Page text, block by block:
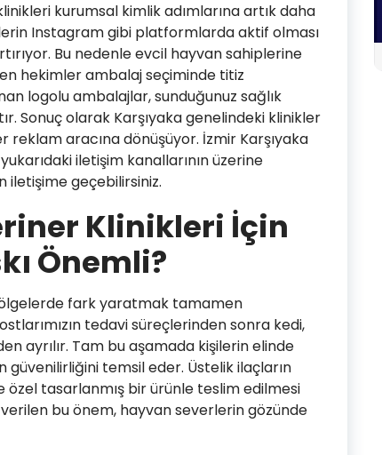
kurumsal kimlik adımlarına artık daha
Instagram gibi platformlarda aktif olması
Bu nedenle evcil hayvan sahiplerine
hekimler ambalaj seçiminde titiz
logolu ambalajlar, sunduğunuz sağlık
Sonuç olarak Karşıyaka genelindeki klinikler
aracına dönüşüyor. İzmir Karşıyaka
iletişim kanallarının üzerine
iletişime geçebilirsiniz.
Klinikleri İçin
Önemli?
fark yaratmak tamamen
tedavi süreçlerinden sonra kedi,
ayrılır. Tam bu aşamada kişilerin elinde
güvenilirliğini temsil eder. Üstelik ilaçların
tasarlanmış bir ürünle teslim edilmesi
bu önem, hayvan severlerin gözünde